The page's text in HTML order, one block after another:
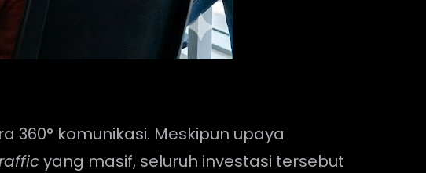
komunikasi. Meskipun upaya
yang masif, seluruh investasi tersebut